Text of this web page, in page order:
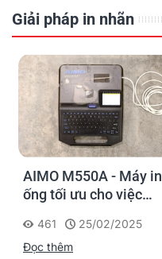
Giải pháp in nhãn
AIMO M550A - Máy in
ống tối ưu cho việc
nhận diện cáp điện,
cáp mạng
461
25/02/2025
Đọc thêm